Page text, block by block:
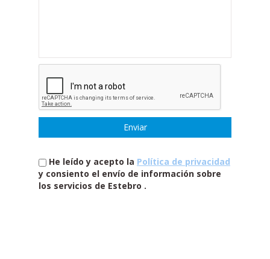
He leído y acepto la Política de privacidad
y consiento el envío de información sobre
los servicios de Estebro .